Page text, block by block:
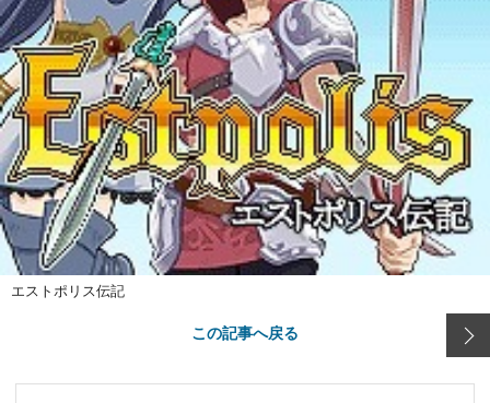
エストポリス伝記
この記事へ戻る